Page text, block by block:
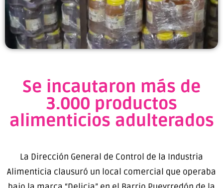
Se incautaron más de
3.000 productos
alimenticios adulterados
La Dirección General de Control de la Industria
Alimenticia clausuró un local comercial que operaba